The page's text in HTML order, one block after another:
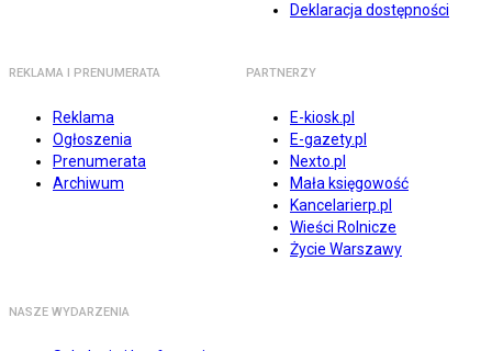
Deklaracja dostępności
REKLAMA I PRENUMERATA
Reklama
Ogłoszenia
Prenumerata
Archiwum
PARTNERZY
E-kiosk.pl
E-gazety.pl
Nexto.pl
Mała księgowość
Kancelarierp.pl
Wieści Rolnicze
Życie Warszawy
NASZE WYDARZENIA